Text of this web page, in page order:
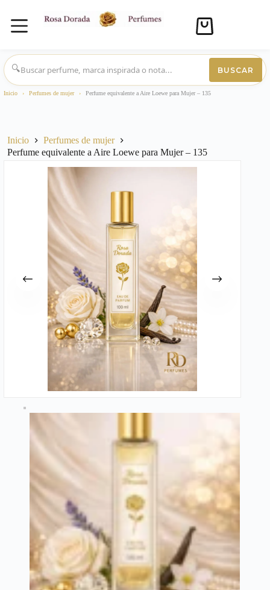
Saltar
al
contenido
Carro
compra
🔍
BUSCAR
Inicio › Perfumes de mujer › Perfume equivalente a Aire Loewe para Mujer – 135
Inicio
Perfumes de mujer
Perfume equivalente a Aire Loewe para Mujer – 135